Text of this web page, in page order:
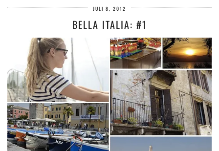
JULI 8, 2012
BELLA ITALIA: #1